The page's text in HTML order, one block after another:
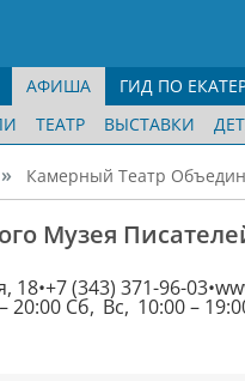
АФИША
ТЕАТР ВЫСТАВКИ
ГИД ПО
Камерный Театр
Музея
18 +7 (343) 371-96-03
Сб, Вс, 10:00 –